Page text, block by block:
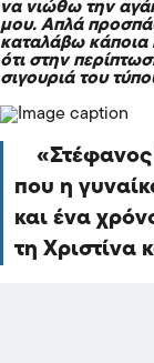
να νιώθω την
µου. Απλά
καταλάβω κάποια
ότι στην
σιγουριά του
Στέφανος
που η
και ένα
τη Χριστίνα